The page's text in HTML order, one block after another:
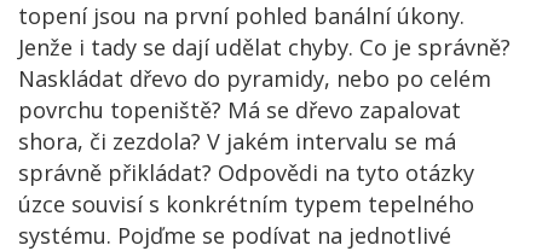
topení jsou na první pohled banální úkony.
Jenže i tady se dají udělat chyby. Co je správně?
Naskládat dřevo do pyramidy, nebo po celém
povrchu topeniště? Má se dřevo zapalovat
shora, či zezdola? V jakém intervalu se má
správně přikládat? Odpovědi na tyto otázky
úzce souvisí s konkrétním typem tepelného
systému. Pojďme se podívat na jednotlivé